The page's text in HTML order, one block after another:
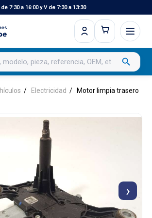
de 7:30 a 16:00 y V de 7:30 a 13:30
search
Electricidad Motor limpia trasero
›